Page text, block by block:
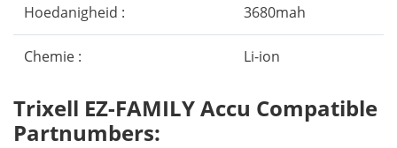
Hoedanigheid : 3680mah
Chemie : Li-ion
Trixell EZ-FAMILY Accu Compatible
Partnumbers: